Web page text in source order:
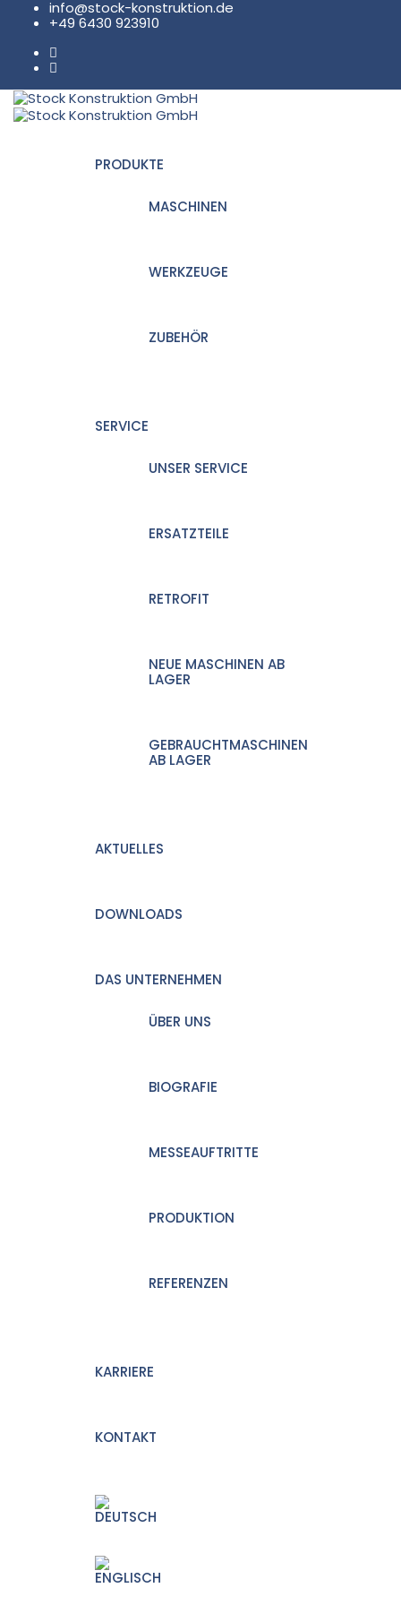
info@stock-konstruktion.de
+49 6430 923910
PRODUKTE
MASCHINEN
WERKZEUGE
ZUBEHÖR
SERVICE
UNSER SERVICE
ERSATZTEILE
RETROFIT
NEUE MASCHINEN AB
LAGER
GEBRAUCHTMASCHINEN
AB LAGER
AKTUELLES
DOWNLOADS
DAS UNTERNEHMEN
ÜBER UNS
BIOGRAFIE
MESSEAUFTRITTE
PRODUKTION
REFERENZEN
KARRIERE
KONTAKT